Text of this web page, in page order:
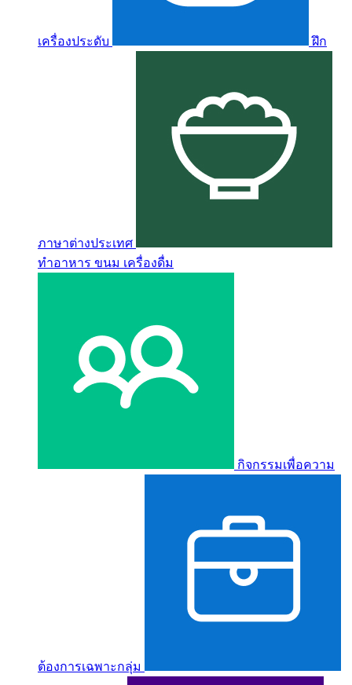
เครื่องประดับ ฝึก
ภาษาต่างประเทศ
ทำอาหาร ขนม เครื่องดื่ม
กิจกรรมเพื่อความ
ต้องการเฉพาะกลุ่ม